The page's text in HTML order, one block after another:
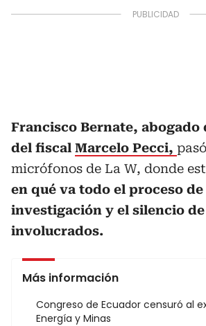
Francisco Bernate, abogado
del fiscal Marcelo Pecci,
micrófonos de La W, donde
en qué va todo el proceso de
investigación y el silencio
involucrados.
Más información
Congreso de Ecuador censuró al
Energía y Minas